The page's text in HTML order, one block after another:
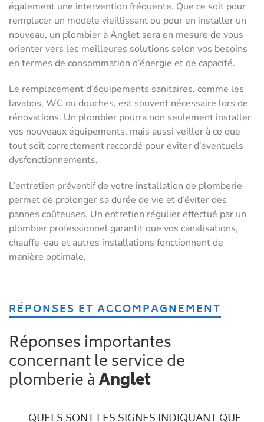
également une intervention fréquente. Que ce soit pour
remplacer un modèle vieillissant ou pour en installer un
nouveau, un plombier à Anglet sera en mesure de vous
orienter vers les meilleures solutions selon vos besoins
en termes de consommation d’énergie et de capacité.
Le remplacement d’équipements sanitaires, comme les
lavabos, WC ou douches, est souvent nécessaire lors de
rénovations. Un plombier pourra non seulement installer
vos nouveaux équipements, mais aussi veiller à ce que
tout soit correctement raccordé pour éviter d’éventuels
dysfonctionnements.
L’entretien préventif de votre installation de plomberie
permet de prolonger sa durée de vie et d’éviter des
pannes coûteuses. Un entretien régulier effectué par un
plombier professionnel garantit que vos canalisations,
chauffe-eau et autres installations fonctionnent de
manière optimale.
RÉPONSES ET ACCOMPAGNEMENT
Réponses importantes
concernant le service de
plomberie àAnglet